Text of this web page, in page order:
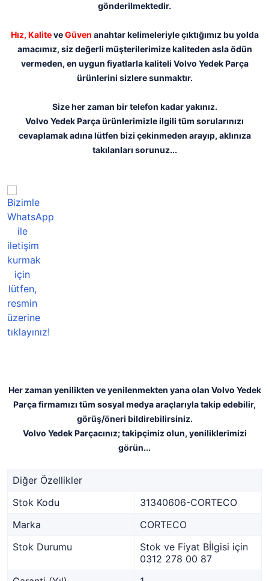
gönderilmektedir.
Hız, Kalite veGüven anahtar kelimeleriyle çıktığımız bu yolda
amacımız, siz değerli müşterilerimize kaliteden asla ödün
vermeden, en uygun fiyatlarla kaliteli Volvo Yedek Parça
ürünlerini sizlere sunmaktır.
Size her zaman bir telefon kadar yakınız.
Volvo Yedek Parça ürünlerimizle ilgili tüm sorularınızı
cevaplamak adına lütfen bizi çekinmeden arayıp, aklınıza
takılanları sorunuz...
Her zaman yenilikten ve yenilenmekten yana olan Volvo Yedek
Parça firmamızı tüm sosyal medya araçlarıyla takip edebilir,
görüş/öneri bildirebilirsiniz.
Volvo Yedek Parçacınız; takipçimiz olun, yeniliklerimizi
görün...
Diğer Özellikler
Stok Kodu
31340606-CORTECO
Marka
CORTECO
Stok Durumu
Stok ve Fiyat Bİlgisi için
0312 278 00 87